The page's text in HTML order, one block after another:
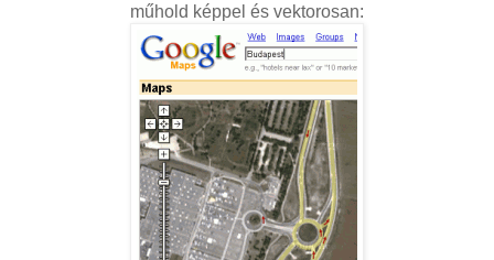
műhold képpel és vektorosan: